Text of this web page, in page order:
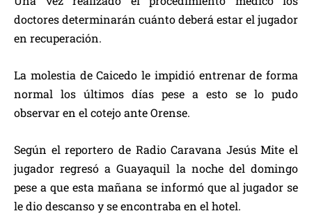
doctores determinarán cuánto deberá estar el jugador
en recuperación.
La molestia de Caicedo le impidió entrenar de forma
normal los últimos días pese a esto se lo pudo
observar en el cotejo ante Orense.
Según el reportero de Radio Caravana Jesús Mite el
jugador regresó a Guayaquil la noche del domingo
pese a que esta mañana se informó que al jugador se
le dio descanso y se encontraba en el hotel.